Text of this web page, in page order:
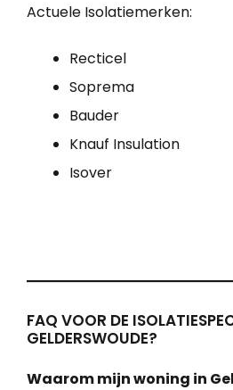
Actuele Isolatiemerken:
Recticel
Soprema
Bauder
Knauf Insulation
Isover
FAQ VOOR DE
GELDERSWOUDE?
Waarom mijn woning in